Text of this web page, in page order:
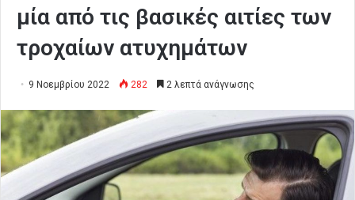
μία από τις βασικές αιτίες των
τροχαίων ατυχημάτων
9 Νοεμβρίου 2022 282 2 λεπτά ανάγνωσης